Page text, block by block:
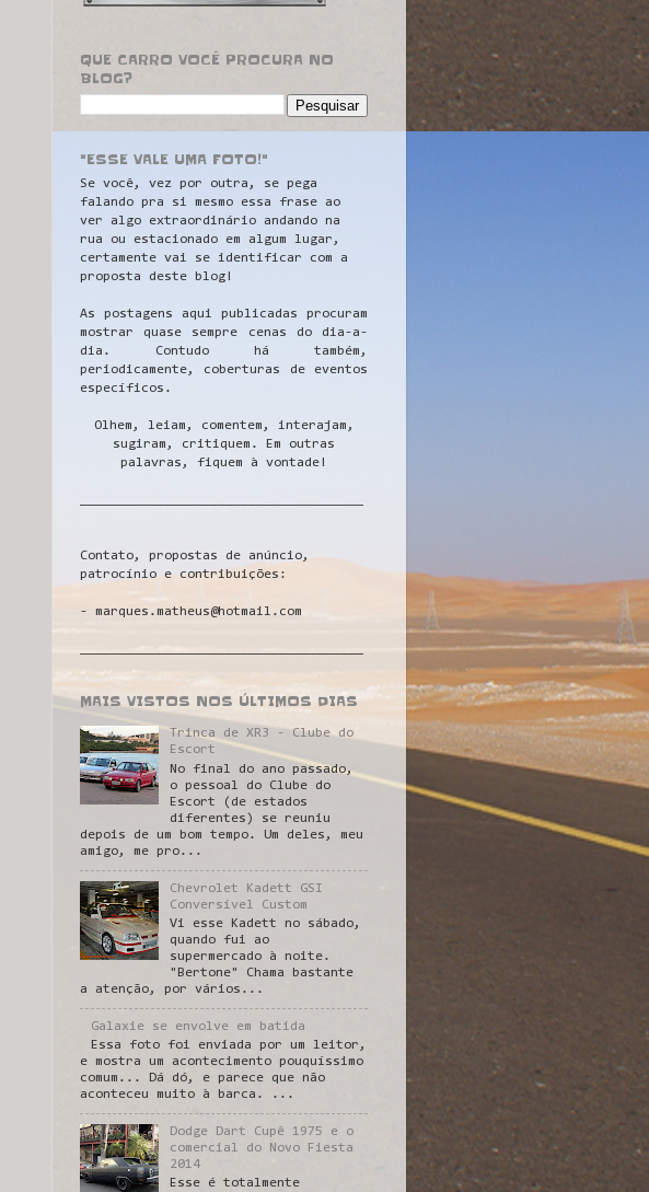
QUE CARRO VOCÊ PROCURA NO
BLOG?
"ESSE VALE UMA FOTO!"
Se você, vez por outra, se pega
falando pra si mesmo essa frase ao
ver algo extraordinário andando na
rua ou estacionado em algum lugar,
certamente vai se identificar com a
proposta deste blog!
As postagens aqui publicadas procuram
mostrar quase sempre cenas do dia-a-
dia. Contudo há também,
periodicamente, coberturas de eventos
específicos.
Olhem, leiam, comentem, interajam,
sugiram, critiquem. Em outras
palavras, fiquem à vontade!
Contato, propostas de anúncio,
patrocínio e contribuições:
- marques.matheus@hotmail.com
MAIS VISTOS NOS ÚLTIMOS DIAS
Trinca de XR3 - Clube do
Escort
No final do ano passado,
o pessoal do Clube do
Escort (de estados
diferentes) se reuniu
depois de um bom tempo. Um deles, meu
amigo, me pro...
Chevrolet Kadett GSI
Conversível Custom
Vi esse Kadett no sábado,
quando fui ao
supermercado à noite.
"Bertone" Chama bastante
a atenção, por vários...
Galaxie se envolve em batida
Essa foto foi enviada por um leitor,
e mostra um acontecimento pouquíssimo
comum... Dá dó, e parece que não
aconteceu muito à barca. ...
Dodge Dart Cupê 1975 e o
comercial do Novo Fiesta
2014
Esse é totalmente